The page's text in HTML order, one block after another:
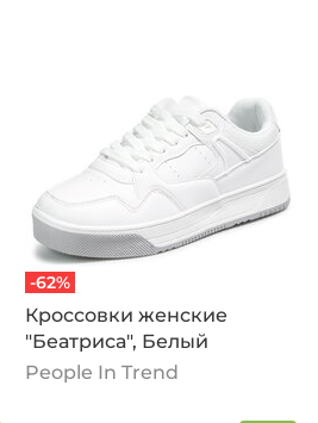
-62%
Кроссовки женские
"Беатриса", Белый
People In Trend